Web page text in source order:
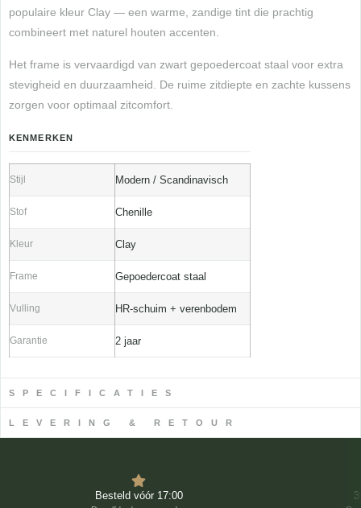
populaire kleur Clay — een warme, zandige tint die prachtig
combineert met naturel houten accenten.
Het frame is vervaardigd van zwart gepoedercoat staal voor extra
stevigheid en duurzaamheid. De ruime zitdiepte en zachte kussens
zorgen voor optimaal zitcomfort.
KENMERKEN
Stijl Modern / Scandinavisch
Stof Chenille
Kleur Clay
Frame Gepoedercoat staal
Vulling HR-schuim + verenbodem
Garantie 2 jaar
SPECIFICATIES
LEVERING & RETOUR
Besteld vóór 17:00